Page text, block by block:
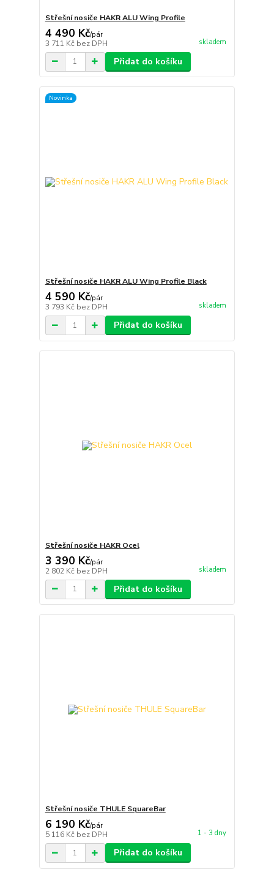
Střešní nosiče HAKR ALU Wing Profile
4 490 Kč/pár
3 711 Kč bez DPH skladem
Přidat do košíku
Novinka
Střešní nosiče HAKR ALU Wing Profile Black
4 590 Kč/pár
3 793 Kč bez DPH skladem
Přidat do košíku
Střešní nosiče HAKR Ocel
3 390 Kč/pár
2 802 Kč bez DPH skladem
Přidat do košíku
Střešní nosiče THULE SquareBar
6 190 Kč/pár
5 116 Kč bez DPH 1 - 3 dny
Přidat do košíku